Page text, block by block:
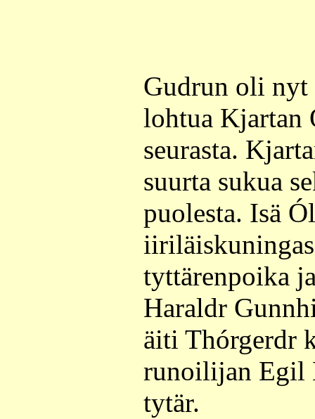
Gudrun oli
lohtua Kjartan
seurasta.
suurta sukua
puolesta. Isä
tyttärenpoika
Haraldr
äiti Thórgerdr
runoilijan Egil
tytär.